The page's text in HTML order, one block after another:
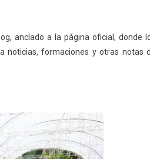
anclado a la página oficial, donde
noticias, formaciones y otras notas